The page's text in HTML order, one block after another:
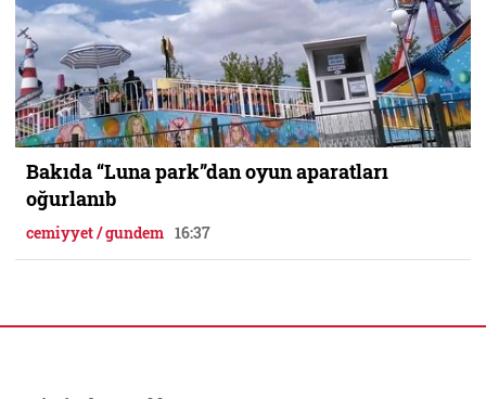
Bakıda “Luna park”dan oyun aparatları
oğurlanıb
cemiyyet / gundem 16:37